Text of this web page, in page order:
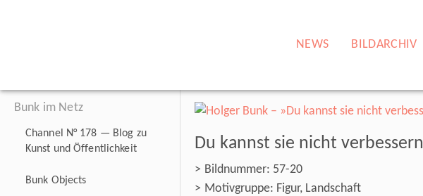
NEWS BILDARCHIV
Bunk im Netz
Channel N° 178 — Blog zu
Kunst und Öffentlichkeit
Bunk Objects
Du kannst sie nicht verbessern
Bildnummer: 57-20
Motivgruppe: Figur, Landschaft